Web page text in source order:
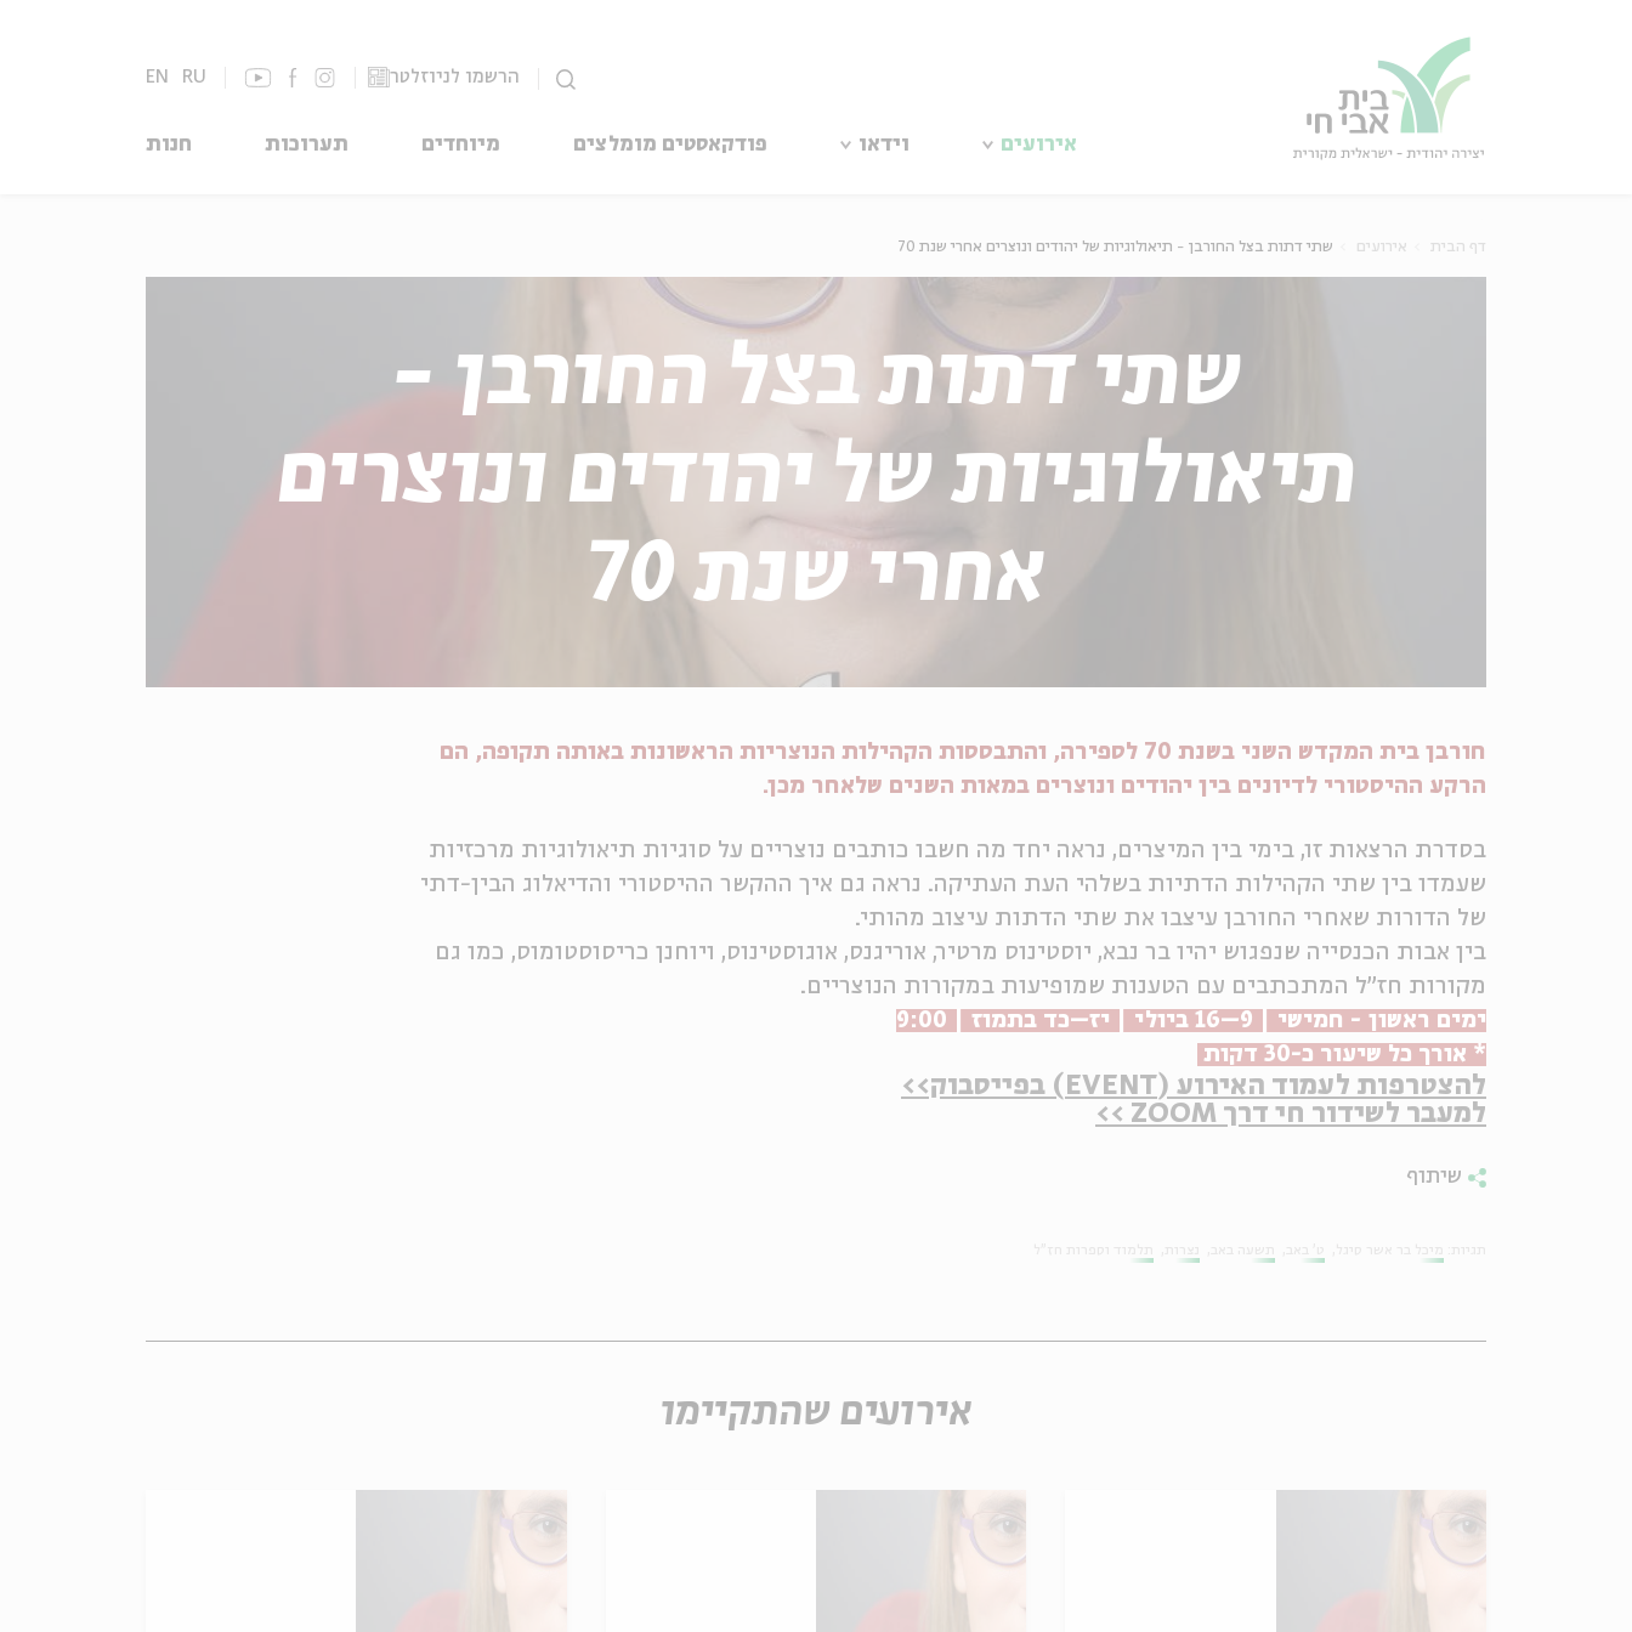
הרשמו לניוזלטר EN RU
אירועים וידאו פודקאסטים מומלצים מיוחדים תערוכות חנות
דף הבית אירועים שתי דתות בצל החורבן - תיאולוגיות של יהודים ונוצרים אחרי שנת 70
שתי דתות בצל החורבן -
תיאולוגיות של יהודים ונוצרים
אחרי שנת 70
חורבן בית המקדש השני בשנת 70 לספירה, והתבססות הקהילות הנוצריות הראשונות באותה תקופה, הם
הרקע ההיסטורי לדיונים בין יהודים ונוצרים במאות השנים שלאחר מכן.
בסדרת הרצאות זו, בימי בין המיצרים, נראה יחד מה חשבו כותבים נוצריים על סוגיות תיאולוגיות מרכזיות
שעמדו בין שתי הקהילות הדתיות בשלהי העת העתיקה. נראה גם איך ההקשר ההיסטורי והדיאלוג הבין-דתי
של הדורות שאחרי החורבן עיצבו את שתי הדתות עיצוב מהותי.
בין אבות הכנסייה שנפגוש יהיו בר נבא, יוסטינוס מרטיר, אוריגנס, אוגוסטינוס, ויוחנן כריסוסטומוס, כמו גם
מקורות חז"ל המתכתבים עם הטענות שמופיעות במקורות הנוצריים.
ימים ראשון - חמישי | 9–16 ביולי | יז–כד בתמוז | 9:00
* אורך כל שיעור כ-30 דקות
להצטרפות לעמוד האירוע (EVENT) בפייסבוק>>
למעבר לשידור חי דרך ZOOM >>
שיתוף
אירועים שהתקיימו